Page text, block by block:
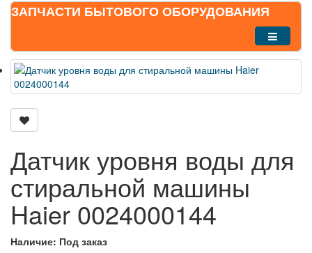
ЗАПЧАСТИ БЫТОВОГО ОБОРУДОВАНИЯ
Датчик уровня воды для
стиральной машины
Haier 0024000144
Наличие: Под заказ